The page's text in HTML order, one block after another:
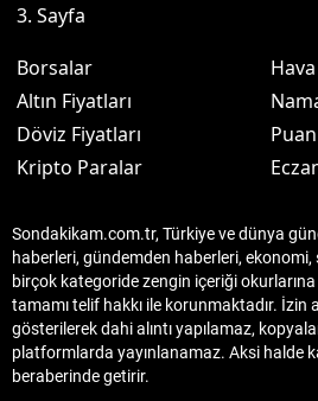
3. Sayfa
Borsalar
Altın Fiyatları
Döviz Fiyatları
Kripto Paralar
Sondakikam.com.tr, Türkiye ve dünya
haberleri, gündemden haberleri,
birçok kategoride zengin içeriği
tamamı telif hakkı ile korunmaktadır. İzin
gösterilerek dahi alıntı yapılamaz,
platformlarda yayınlanamaz. Aksi halde
beraberinde getirir.